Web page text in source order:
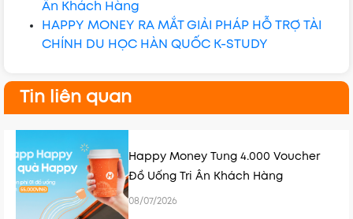
Ân Khách Hàng
HAPPY MONEY RA MẮT GIẢI PHÁP HỖ TRỢ TÀI
CHÍNH DU HỌC HÀN QUỐC K-STUDY
Tin liên quan
Happy Money Tung 4.000 Voucher
Đồ Uống Tri Ân Khách Hàng
08/07/2026